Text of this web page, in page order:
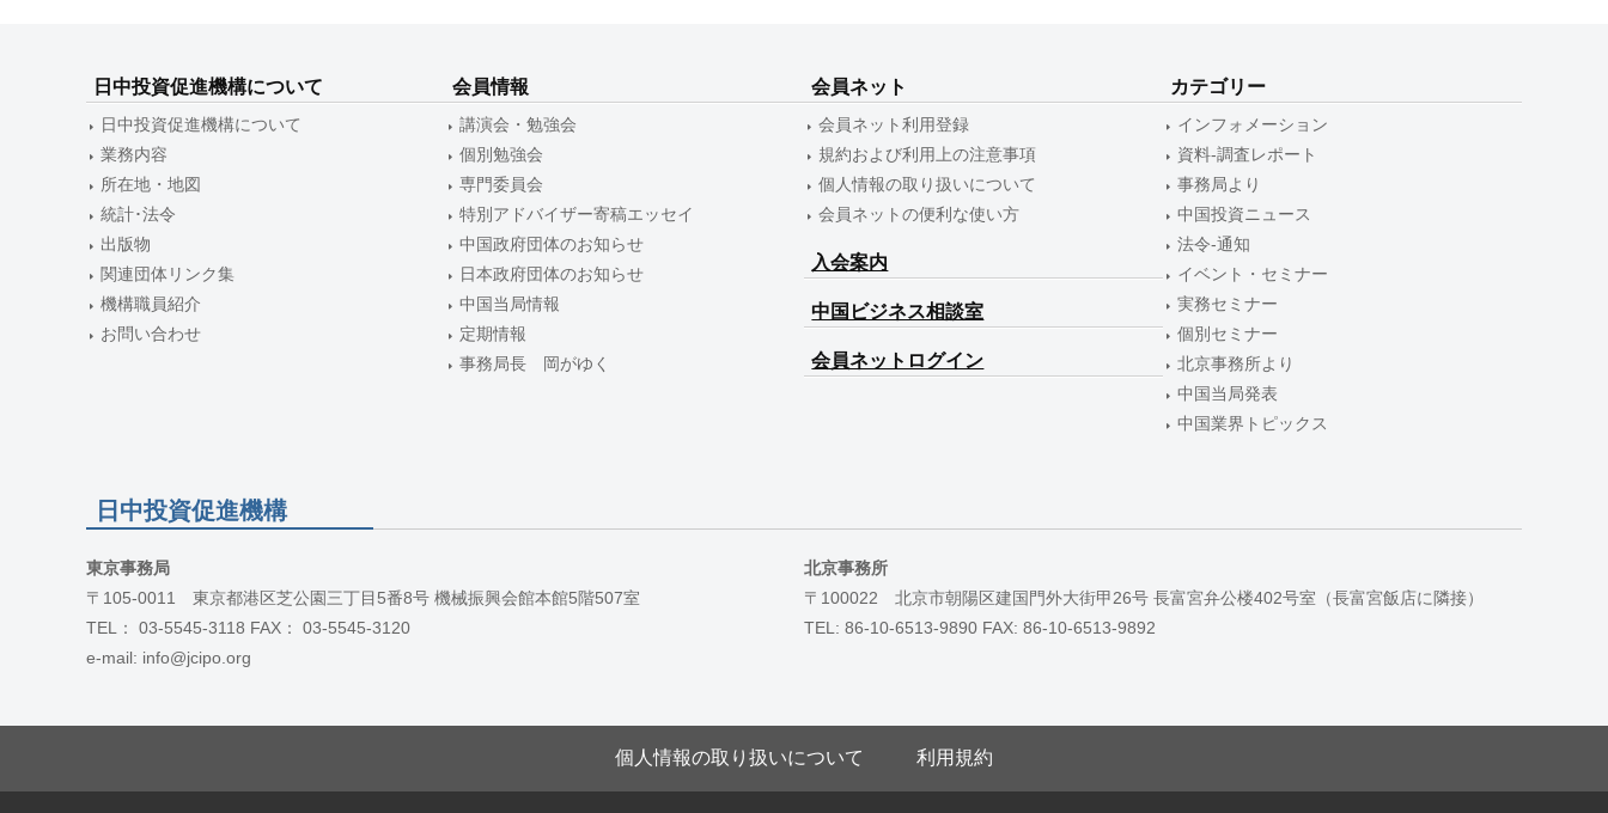
日中投資促進機構について
日中投資促進機構について
業務内容
所在地・地図
統計･法令
出版物
関連団体リンク集
機構職員紹介
お問い合わせ
会員情報
講演会・勉強会
個別勉強会
専門委員会
特別アドバイザー寄稿エッセイ
中国政府団体のお知らせ
日本政府団体のお知らせ
中国当局情報
定期情報
事務局長 岡がゆく
会員ネット
会員ネット利用登録
規約および利用上の注意事項
個人情報の取り扱いについて
会員ネットの便利な使い方
入会案内
中国ビジネス相談室
会員ネットログイン
カテゴリー
インフォメーション
資料-調査レポート
事務局より
中国投資ニュース
法令-通知
イベント・セミナー
実務セミナー
個別セミナー
北京事務所より
中国当局発表
中国業界トピックス
日中投資促進機構
東京事務局
〒105-0011 東京都港区芝公園三丁目5番8号 機械振興会館本館5階507室
TEL： 03-5545-3118 FAX： 03-5545-3120
e-mail: info@jcipo.org
北京事務所
〒100022 北京市朝陽区建国門外大街甲26号 長富宮弁公楼402号室（長富宮飯店に隣接）
TEL: 86-10-6513-9890 FAX: 86-10-6513-9892
個人情報の取り扱いについて 利用規約